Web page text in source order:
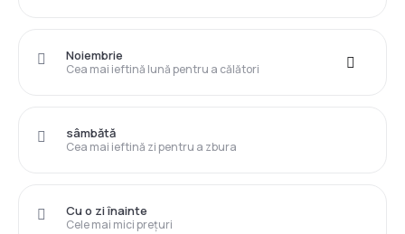
Cea mai ieftină lună pentru a călători
Noiembrie
Cea mai ieftină zi pentru a zbura
sâmbătă
Cele mai mici prețuri
Cu o zi înainte